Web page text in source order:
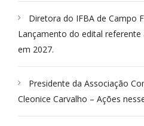
Diretora do IFBA de Campo
Lançamento do edital
em 2027.
Presidente da Associação
Cleonice Carvalho – Ações